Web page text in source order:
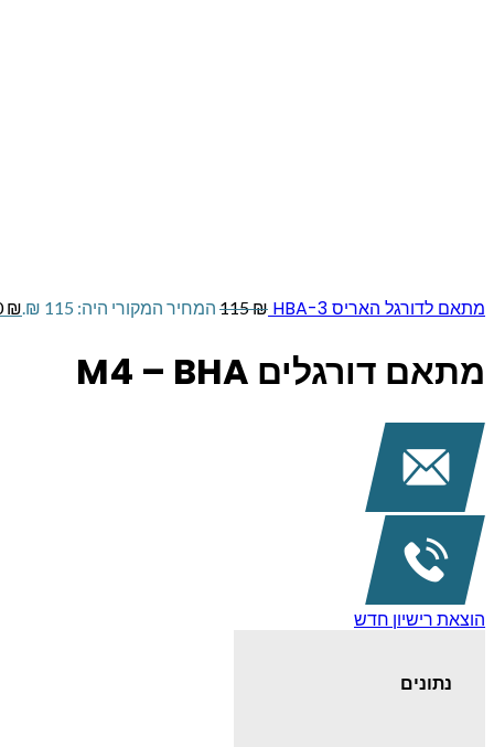
מתאם לדורגל האריס HBA-3 115₪ המחיר המקורי היה: 115 ₪. ₪
מתאם דורגלים M4 – BHA
הוצאת רישיון חדש
נתונים